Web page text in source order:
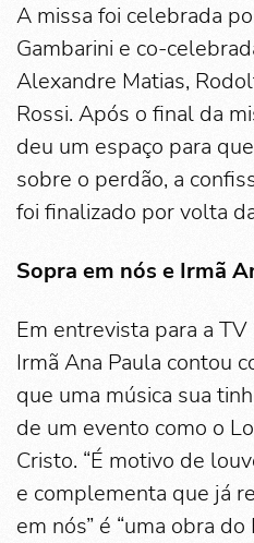
A missa foi celebrada
Gambarini e co-
Alexandre Matias,
Rossi. Após o final da
deu um espaço para
sobre o perdão, a
foi finalizado por volta
Sopra em nós e Irmã
Em entrevista para a
Irmã Ana Paula contou
que uma música sua
de um evento como o
Cristo. “É motivo de
e complementa que já
em nós” é “uma obra